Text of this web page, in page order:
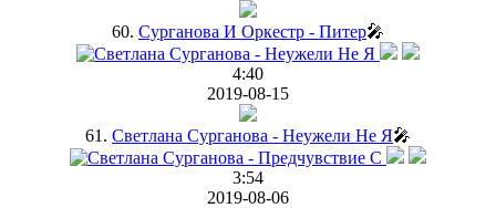
60. Сурганова И Оркестр - Питер🎤
4:40
2019-08-15
61. Светлана Сурганова - Неужели Не Я🎤
3:54
2019-08-06